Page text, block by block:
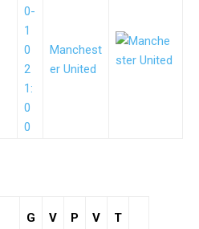
0-
1
0
2
1:
0
0
Manchest
er United
G V P V T